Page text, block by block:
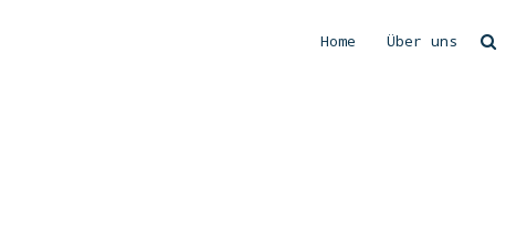
Home Über uns
Suchen